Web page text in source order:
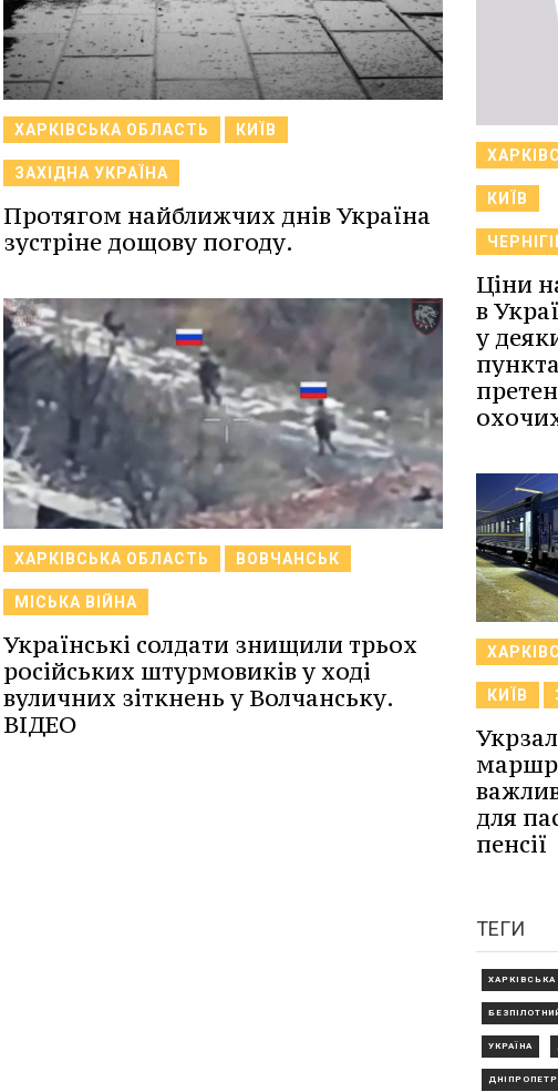
ХАРКІВСЬКА ОБЛАСТЬ КИЇВ
ЗАХІДНА УКРАЇНА
Протягом найближчих днів Україна
зустріне дощову погоду.
ХАРКІВСЬКА ОБЛАСТЬ ВОВЧАНСЬК
МІСЬКА ВІЙНА
Українські солдати знищили трьох
російських штурмовиків у ході
вуличних зіткнень у Волчанську.
ВІДЕО
КИЇВ
Ціни
в
у
КИЇВ
для
пенсії
ТЕГИ
УКРАЇНА